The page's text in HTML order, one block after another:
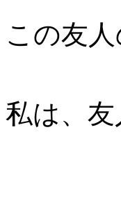
この友
私は、友